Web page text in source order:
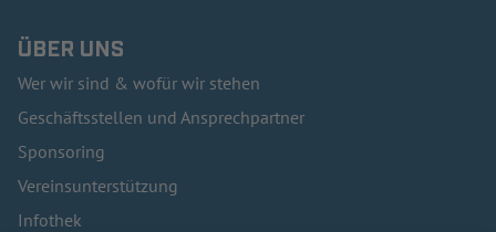
ÜBER UNS
Wer wir sind & wofür wir stehen
Geschäftsstellen und Ansprechpartner
Sponsoring
Vereinsunterstützung
Infothek